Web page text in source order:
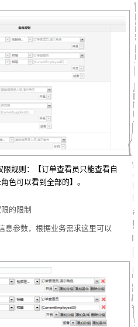
规则：【订单查看员只能查看自
色可以看到全部的】。
的限制
息参数，根据业务需求这里可以